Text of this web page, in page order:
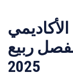
ربيع
2025